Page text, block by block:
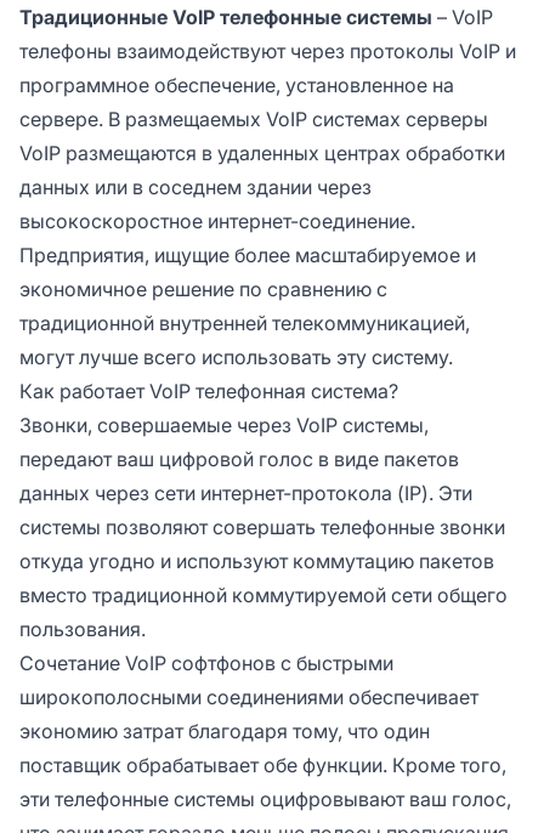
Традиционные VoIP телефонные системы – VoIP
телефоны взаимодействуют через протоколы VoIP и
программное обеспечение, установленное на
сервере. В размещаемых VoIP системах серверы
VoIP размещаются в удаленных центрах обработки
данных или в соседнем здании через
высокоскоростное интернет-соединение.
Предприятия, ищущие более масштабируемое и
экономичное решение по сравнению с
традиционной внутренней телекоммуникацией,
могут лучше всего использовать эту систему.
Как работает VoIP телефонная система?
Звонки, совершаемые через VoIP системы,
передают ваш цифровой голос в виде пакетов
данных через сети интернет-протокола (IP). Эти
системы позволяют совершать телефонные звонки
откуда угодно и используют коммутацию пакетов
вместо традиционной коммутируемой сети общего
пользования.
Сочетание VoIP софтфонов с быстрыми
широкополосными соединениями обеспечивает
экономию затрат благодаря тому, что один
поставщик обрабатывает обе функции. Кроме того,
эти телефонные системы оцифровывают ваш голос,